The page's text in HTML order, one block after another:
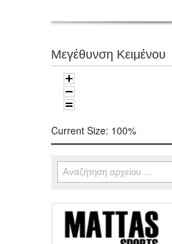
Μεγέθυνση Κειμένου
Current Size: 100%
Φόρμα αναζήτησης
Αναζήτηση